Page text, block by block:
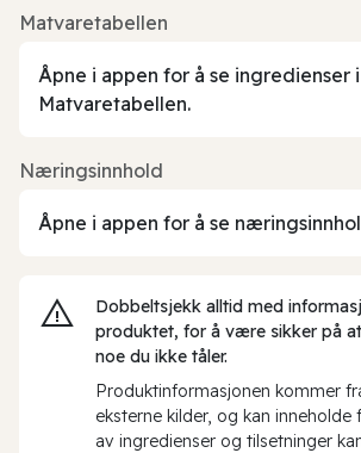
Matvaretabellen
Åpne i appen for å se ingredienser i
Matvaretabellen.
Næringsinnhold
Åpne i appen for å se
Dobbeltsjekk alltid med
produktet, for å være sikker på
noe du ikke tåler.
Produktinformasjonen kommer
eksterne kilder, og kan inneholde
av ingredienser og tilsetninger